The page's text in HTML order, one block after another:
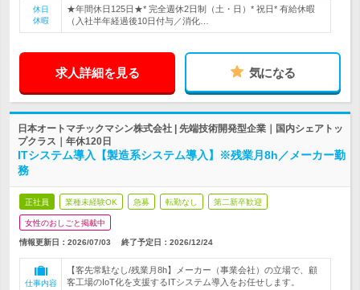
休日
休暇
★年間休日125日★* 完全週休2日制（土・日）* 祝日* 有給休暇
（入社半年経過後10日付与／消化…
求人詳細を見る 気になる
日本オートマチックマシン株式会社 | 先端技術開発型企業｜国内シェアトッ
プクラス｜年休120日
ITシステム導入【製造系システム導入】※残業月8h／メーカー勤
務
正社員 業種未経験OK 急募 転勤なし 第二新卒歓迎
女性のおしごと掲載中
情報更新日：2026/07/03 終了予定日： 2026/12/24
仕事内容
【客先常駐なし/残業月8h】メーカー（事業会社）の立場で、顧
客工場のIoT化を支援するITシステム導入をお任せします。